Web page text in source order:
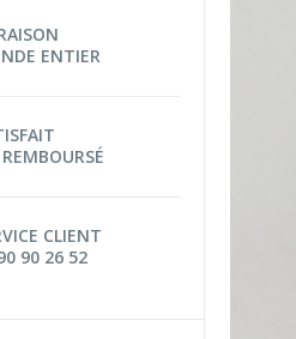
ENTIER
CLIENT
90 26 52